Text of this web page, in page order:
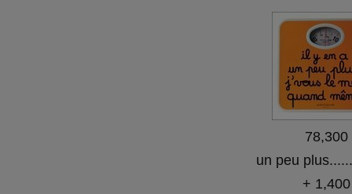
78,300
un peu
+ 1,400